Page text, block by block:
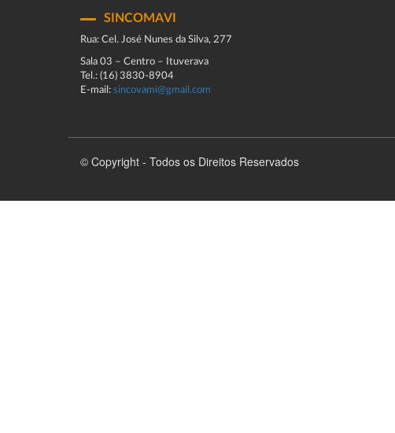
SINCOMAVI
Rua: Cel. José Nunes da Silva, 277
Sala 03 – Centro – Ituverava
Tel.: (16) 3830-8904
E-mail: sincovami@gmail.com
© Copyright - Todos os Direitos Reservados